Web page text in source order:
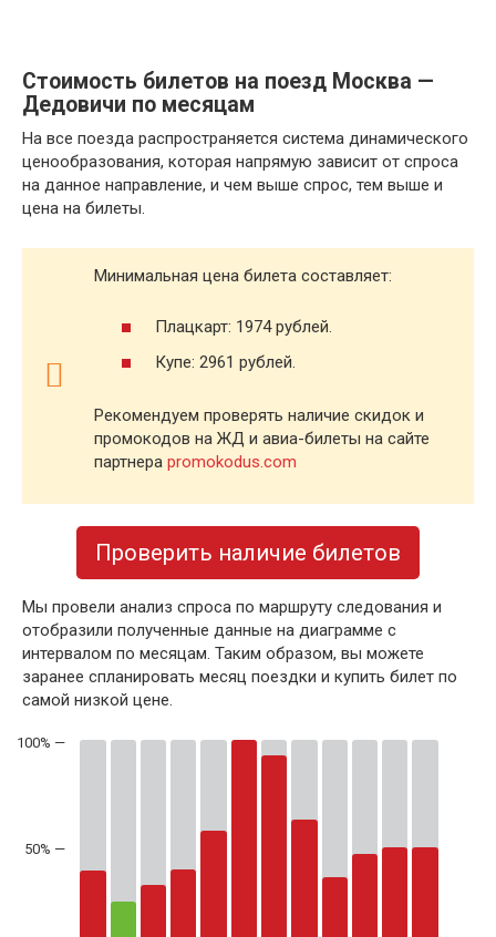
Стоимость билетов на поезд Москва —
Дедовичи по месяцам
На все поезда распространяется система динамического
ценообразования, которая напрямую зависит от спроса
на данное направление, и чем выше спрос, тем выше и
цена на билеты.
Минимальная цена билета составляет:
Плацкарт: 1974 рублей.
Купе: 2961 рублей.
Рекомендуем проверять наличие скидок и
промокодов на ЖД и авиа-билеты на сайте
партнера promokodus.com
Проверить наличие билетов
Мы провели анализ спроса по маршруту следования и
отобразили полученные данные на диаграмме с
интервалом по месяцам. Таким образом, вы можете
заранее спланировать месяц поездки и купить билет по
самой низкой цене.
50% —